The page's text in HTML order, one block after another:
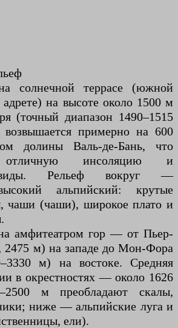
солнечной террасе (южной
на высоте около 1500 м
(точный диапазон 1490–1515
примерно на 600
долины Валь-де-Бань, что
отличную инсоляцию и
виды. Рельеф вокруг —
альпийский: крутые
чаши (чаши), широкое плато и
амфитеатром гор — от Пьер-
2475 м) на западе до Мон-Фора
м) на востоке. Средняя
в окрестностях — около 1626
м преобладают скалы,
ниже — альпийские луга и
ели).